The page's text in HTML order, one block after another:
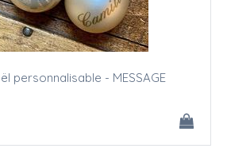
personnalisable - MESSAGE